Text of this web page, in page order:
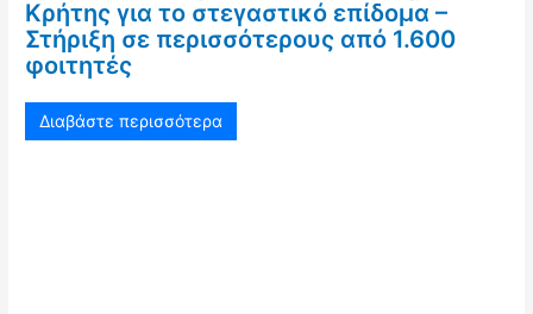
Κρήτης για το στεγαστικό επίδομα –
Στήριξη σε περισσότερους από 1.600
φοιτητές
Διαβάστε περισσότερα